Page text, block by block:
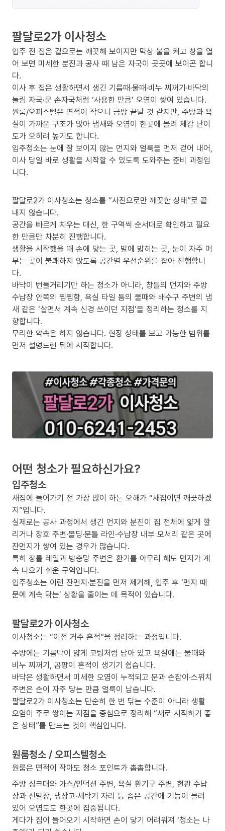
팔달로2가 이사청소
입주 전 집은 겉으로는 깨끗해 보이지만 막상 불을 켜고 창을 열
어 보면 미세한 분진과 공사 때 남은 자국이 곳곳에 보이곤 합니
다.
이사 후 집은 생활하면서 생긴 기름때·물때·비누 찌꺼기·바닥의
눌림 자국·문 손자국처럼 ‘사용한 만큼’ 오염이 쌓여 있습니다.
원룸/오피스텔은 면적이 작으니 금방 끝날 것 같지만, 주방과 욕
실이 가까운 구조가 많아 냄새와 오염이 한곳에 몰려 체감 난이
도가 오히려 높기도 합니다.
입주청소는 눈에 잘 보이지 않는 먼지와 얼룩을 먼저 걷어 내어,
이사 당일 바로 생활을 시작할 수 있도록 도와주는 준비 과정입
니다.
팔달로2가 이사청소는 청소를 “사진으로만 깨끗한 상태”로 끝
내지 않습니다.
공간을 빠르게 치우는 대신, 한 구역씩 순서대로 확인하고 필요
한 만큼만 차분히 진행합니다.
생활을 시작했을 때 손에 닿는 곳, 발에 밟히는 곳, 눈이 자주 머
무는 곳이 불쾌하지 않도록 공간별 우선순위를 잡아 진행합니
다.
바닥이 번들거리기만 하는 청소가 아니라, 창틀의 먼지와 주방
수납장 안쪽의 찝찝함, 욕실 타일 틈의 물때와 배수구 주변의 냄
새 같은 ‘살면서 계속 신경 쓰이던 지점’을 정리하는 청소를 지
향합니다.
무리한 약속은 하지 않습니다. 현장 상태를 보고 가능한 범위를
먼저 설명드린 뒤에 시작합니다.
어떤 청소가 필요하신가요?
입주청소
새집에 들어가기 전 가장 많이 하는 오해가 “새집이면 깨끗하겠
지”입니다.
실제로는 공사 과정에서 생긴 먼지와 분진이 집 전체에 얇게 깔
리거나 창호 주변·몰딩·문틀 라인·수납장 내부 모서리 같은 곳에
잔먼지가 쌓여 있는 경우가 많습니다.
특히 창틀 레일과 방충망 주변은 환기를 아무리 해도 먼지가 계
속 나오기 쉬운 구역입니다.
입주청소는 이런 잔먼지·분진을 먼저 제거해, 입주 후 ‘먼지 때
문에 계속 닦는’ 상황을 줄이는 데 목적이 있습니다.
팔달로2가 이사청소
이사청소는 “이전 거주 흔적”을 정리하는 과정입니다.
주방에는 기름막이 얇게 코팅처럼 남아 있고 욕실에는 물때와
비누 찌꺼기, 곰팡이 흔적이 생기기 쉽습니다.
바닥은 생활하면서 미세한 오염이 누적되고 문과 손잡이·스위치
주변은 손이 자주 닿는 만큼 얼룩이 남습니다.
팔달로2가 이사청소는 단순히 한 번 닦는 수준이 아니라 생활
오염이 주로 쌓이는 지점을 중심으로 정리해 “새로 시작하기 좋
은 상태”를 만드는 것이 핵심입니다.
원룸청소 / 오피스텔청소
원룸은 면적이 작아도 청소 포인트가 촘촘합니다.
주방 싱크대와 가스/인덕션 주변, 욕실 환기구 주변, 현관 수납
장과 신발장, 냉장고·세탁기 자리 등 좁은 공간에 기능이 몰려
있어 오염도도 한곳에 집중됩니다.
게다가 짐이 들어오기 시작하면 손이 닿기 어려워져 ‘청소는 나